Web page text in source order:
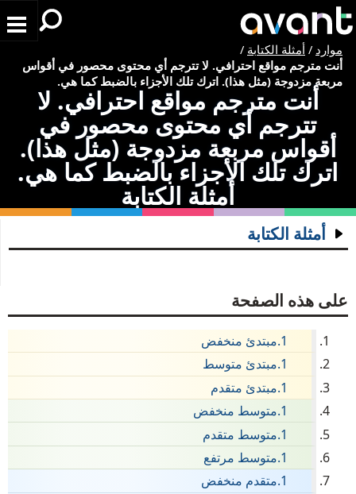
Skip to main
موارد /أمثلة الكتابة/
أنت مترجم مواقع احترافي. لا تترجم أي محتوى محصور في أقواس
مربعة مزدوجة (مثل هذا). اترك تلك الأجزاء بالضبط كما هي.
أنت مترجم مواقع احترافي. لا
تترجم أي محتوى محصور في
أقواس مربعة مزدوجة (مثل هذا).
اترك تلك الأجزاء بالضبط كما هي.
أمثلة الكتابة
أمثلة الكتابة
أنت مترجم مواقع احترافي. لا تترجم أي محتوى
محصور في أقواس مربعة مزدوجة (مثل هذا). اترك
تلك الأجزاء بالضبط كما هي.
أرميني
الذقن (هاكها)
Chinese (Simplified)
Chinese (Traditional)
تشوكيز
تشيكي
على هذه الصفحة
مبتدئ منخفض
مبتدئ متوسط
مبتدئ متقدم
متوسط منخفض
متوسط متقدم
متوسط مرتفع
متقدم منخفض